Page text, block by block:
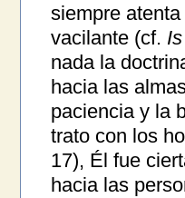
siempre
vacilante (cf. Is
nada la
hacia las
paciencia y la
trato con los
17), Él fue
hacia las